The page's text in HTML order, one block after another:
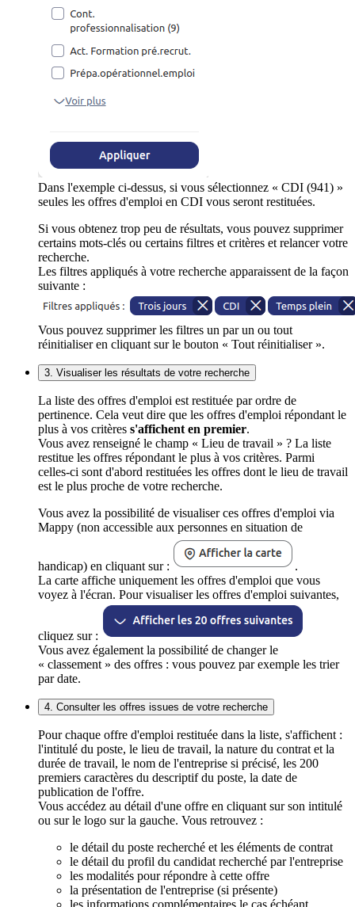
Dans l'exemple ci-dessus, si vous sélectionnez « CDI (941) »
seules les offres d'emploi en CDI vous seront restituées.
Si vous obtenez trop peu de résultats, vous pouvez supprimer
certains mots-clés ou certains filtres et critères et relancer votre
recherche.
Les filtres appliqués à votre recherche apparaissent de la façon
suivante :
Vous pouvez supprimer les filtres un par un ou tout
réinitialiser en cliquant sur le bouton « Tout réinitialiser ».
3. Visualiser les résultats de votre recherche
La liste des offres d'emploi est restituée par ordre de
pertinence. Cela veut dire que les offres d'emploi répondant le
plus à vos critères s'affichent en premier.
Vous avez renseigné le champ « Lieu de travail » ? La liste
restitue les offres répondant le plus à vos critères. Parmi
celles-ci sont d'abord restituées les offres dont le lieu de travail
est le plus proche de votre recherche.
Vous avez la possibilité de visualiser ces offres d'emploi via
Mappy (non accessible aux personnes en situation de
handicap) en cliquant sur :
.
La carte affiche uniquement les offres d'emploi que vous
voyez à l'écran. Pour visualiser les offres d'emploi suivantes,
cliquez sur :
Vous avez également la possibilité de changer le
« classement » des offres : vous pouvez par exemple les trier
par date.
4. Consulter les offres issues de votre recherche
Pour chaque offre d'emploi restituée dans la liste, s'affichent :
l'intitulé du poste, le lieu de travail, la nature du contrat et la
durée de travail, le nom de l'entreprise si précisé, les 200
premiers caractères du descriptif du poste, la date de
publication de l'offre.
Vous accédez au détail d'une offre en cliquant sur son intitulé
ou sur le logo sur la gauche. Vous retrouvez :
le détail du poste recherché et les éléments de contrat
le détail du profil du candidat recherché par l'entreprise
les modalités pour répondre à cette offre
la présentation de l'entreprise (si présente)